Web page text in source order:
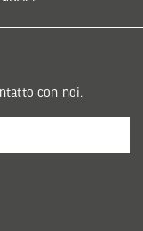
con noi.